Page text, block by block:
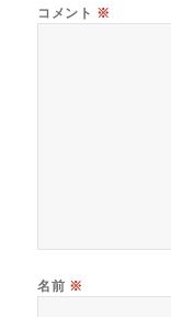
コメント ※
名前 ※